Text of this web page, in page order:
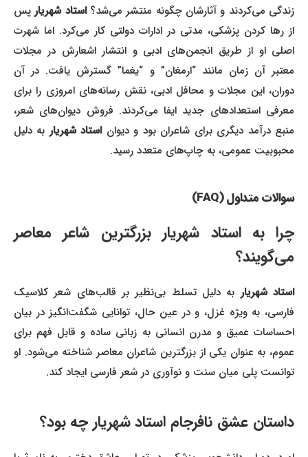
زندگی می‌کردند و آثارشان چگونه منتشر می‌شد؟استاد شهریارپس
از رها کردن پزشکی، مدتی در ادارات دولتی کار می‌کرد. اما شهرت
اصلی او از طریق انجمن‌های ادبی و انتشار اشعارش در مجلات
معتبر آن زمان مانند “ارمغان” و “یغما” گسترش یافت. در آن
دوران، این مجلات و محافل ادبی، نقش رسانه‌های امروزی را برای
معرفی استعدادهای جدید ایفا می‌کردند. فروش دیوان‌های شعر،
منبع درآمد دیگری برای شاعران بود و دیواناستاد شهریاربه دلیل
محبوبیت عمومی، به چاپ‌های متعدد رسید.
سوالات متداول (FAQ)
چرا به استاد شهریار بزرگترین شاعر معاصر
می‌گویند؟
استاد شهریاربه دلیل تسلط بی‌نظیر بر قالب‌های شعر کلاسیک
فارسی، به ویژه غزل، و در عین حال، توانایی شگفت‌انگیز در بیان
احساسات عمیق و مدرن انسانی به زبانی ساده و قابل فهم برای
عموم، به عنوان یکی از بزرگترین شاعران معاصر شناخته می‌شود. او
توانست پلی میان سنت و نوآوری در شعر فارسی ایجاد کند.
داستان عشق نافرجام استاد شهریار چه بود؟